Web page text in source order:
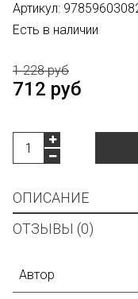
Артикул:
Есть в наличии
1 228 руб
712 руб
ОПИСАНИЕ
ОТЗЫВЫ (0)
Автор